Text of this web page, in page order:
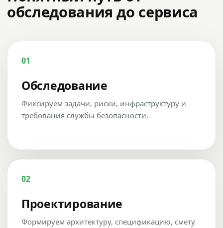
обследования до сервиса
01
Обследование
Фиксируем задачи, риски, инфраструктуру и
требования службы безопасности.
02
Проектирование
Формируем архитектуру, спецификацию, смету